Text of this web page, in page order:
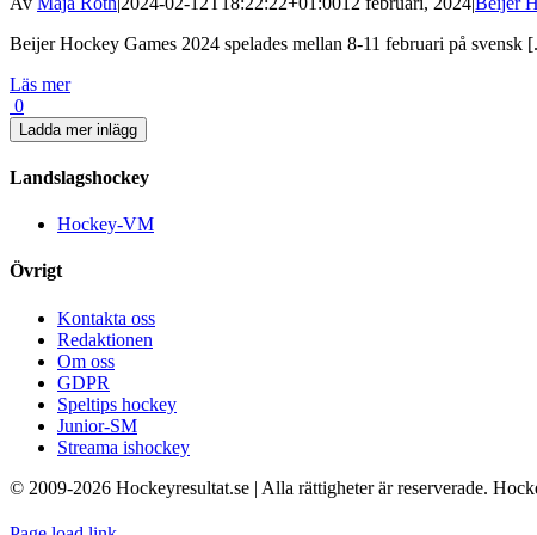
Beijer Hockey Games 2024 spelades mellan 8-11 februari på svensk
Läs mer
0
Ladda mer inlägg
Landslagshockey
Hockey-VM
Övrigt
Kontakta oss
Redaktionen
Om oss
GDPR
Speltips hockey
Junior-SM
Streama ishockey
© 2009-2026 Hockeyresultat.se | Alla rättigheter är reserverade.